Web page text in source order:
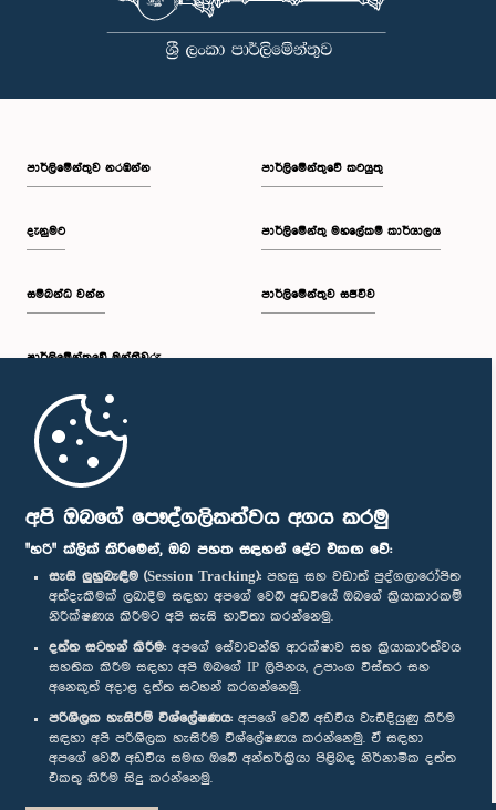
අපි ඔබගේ පෞද්ගලිකත්වය අගය කරමු
"හරි" ක්ලික් කිරීමෙන්, ඔබ පහත සඳහන් දේට එකඟ වේ:
සැසි ලුහුබැඳීම (Session Tracking): පහසු සහ වඩාත් පුද්ගලාරෝපිත
අත්දැකීමක් ලබාදීම සඳහා අපගේ වෙබ් අඩවියේ ඔබගේ ක්‍රියාකාරකම්
නිරීක්ෂණය කිරීමට අපි සැසි භාවිතා කරන්නෙමු.
දත්ත සටහන් කිරීම: අපගේ සේවාවන්හි ආරක්ෂාව සහ ක්‍රියාකාරීත්වය
සහතික කිරීම සඳහා අපි ඔබගේ IP ලිපිනය, උපාංග විස්තර සහ
අනෙකුත් අදාළ දත්ත සටහන් කරගන්නෙමු.
පරිශීලක හැසිරීම් විශ්ලේෂණය: අපගේ වෙබ් අඩවිය වැඩිදියුණු කිරීම
සඳහා අපි පරිශීලක හැසිරීම විශ්ලේෂණය කරන්නෙමු. ඒ සඳහා
අපගේ වෙබ් අඩවිය සමඟ ඔබේ අන්තර්ක්‍රියා පිළිබඳ නිර්නාමික දත්ත
එකතු කිරීම සිදු කරන්නෙමු.
පාර්ලි‌මේන්තුව නරඹන්න
දැනුමට
සම්බන්ධ වන්න
පාර්ලි‌මේන්තුවේ මන්ත්‍රීවරු
මුල් පිටුව
පාර්ලිමේන්තුවේ කටයුතු
පාර්ලිමේන්තු මහලේකම් කාර්යාලය
පාර්ලිමේන්තුව සජීවීව
පාර්ලිමේන්තු ජංගම යෙදුම
අප හා සම්බන්ධ වී සිටින්න :
සම්මාන
පෞද්ගලිකත්ව ප්‍රතිපත්තිය